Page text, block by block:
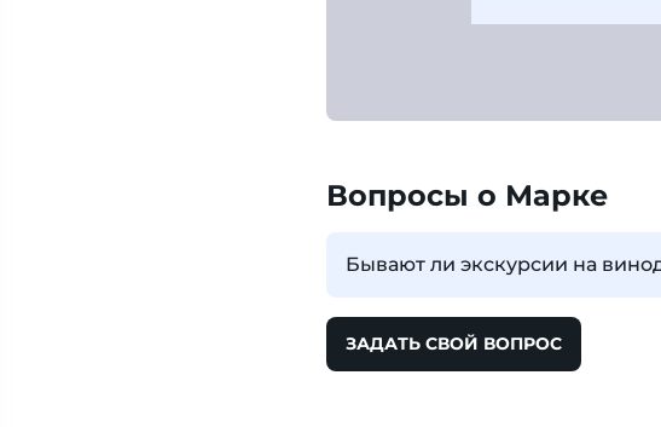
Вопросы о Марке
Бывают ли экскурсии на
ЗАДАТЬ СВОЙ ВОПРОС